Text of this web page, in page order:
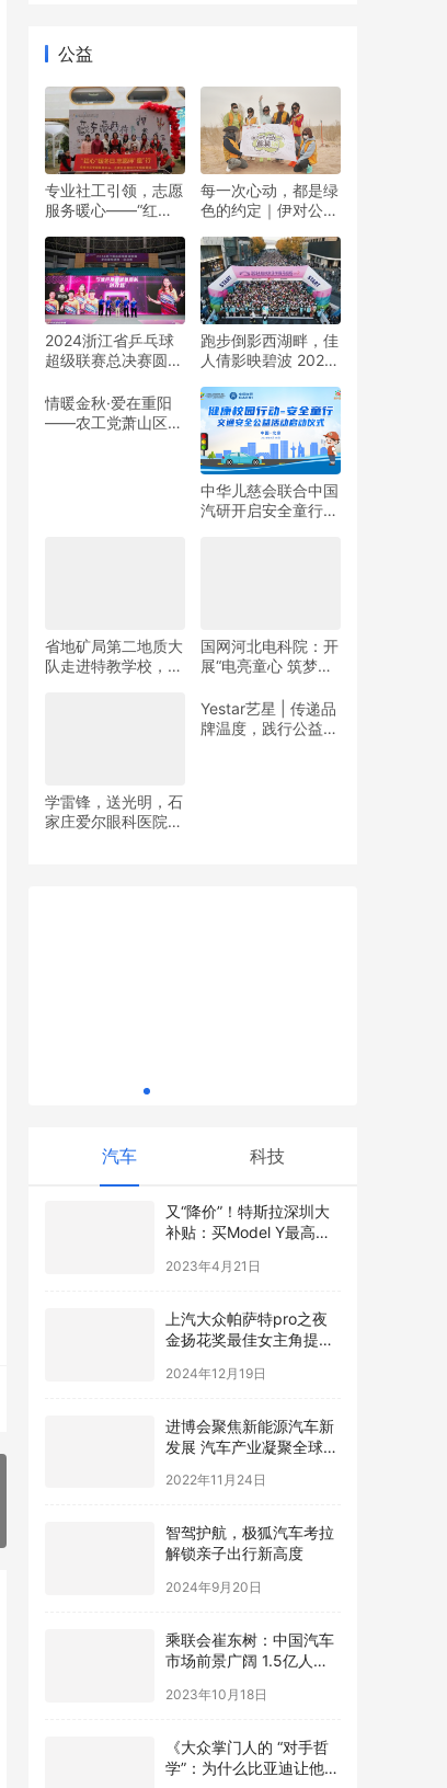
公益
专业社工引领，志愿
服务暖心——“红心”
每一次心动，都是绿
色的约定｜伊对公益
双向奔赴
2024浙江省乒乓球
超级联赛总决赛圆满
跑步倒影西湖畔，佳
人倩影映碧波 2024
靓丽开赛
情暖金秋·爱在重阳
——农工党萧山区基
中华儿慈会联合中国
汽研开启安全童行公
省地矿局第二地质大
队走进特教学校，暖
春与爱同行
国网河北电科院：开
展“电亮童心 筑梦未
学雷锋，送光明，石
家庄爱尔眼科医院党
Yestar艺星 | 传递品
牌温度，践行公益之
汽车 科技
又“降价”！特斯拉深圳大
补贴：买Model Y最高可
2023年4月21日
上汽大众帕萨特pro之夜
金扬花奖最佳女主角提名
2024年12月19日
进博会聚焦新能源汽车新
发展 汽车产业凝聚全球力
2022年11月24日
智驾护航，极狐汽车考拉
解锁亲子出行新高度
2024年9月20日
乘联会崔东树：中国汽车
市场前景广阔 1.5亿人有
2023年10月18日
《大众掌门人的 “对手哲
学”：为什么比亚迪让他们